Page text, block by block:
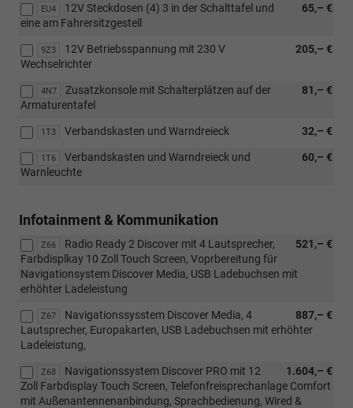
EU4 65,– €
12V Steckdosen (4) 3 in der Schalttafel und
eine am Fahrersitzgestell
9Z3 205,– €
12V Betriebsspannung mit 230 V
Wechselrichter
4N7 81,– €
Zusatzkonsole mit Schalterplätzen auf der
Armaturentafel
1T3 32,– €
Verbandskasten und Warndreieck
1T6 60,– €
Verbandskasten und Warndreieck und
Warnleuchte
Infotainment & Kommunikation
Z66 521,– €
Radio Ready 2 Discover mit 4 Lautsprecher,
Farbdisplkay 10 Zoll Touch Screen, Voprbereitung für
Navigationsystem Discover Media, USB Ladebuchsen mit
erhöhter Ladeleistung
Z67 887,– €
Navigationssysstem Discover Media, 4
Lautsprecher, Europakarten, USB Ladebuchsen mit erhöhter
Ladeleistung,
Z68 1.604,– €
Navigationssystem Discover PRO mit 12
Zoll Farbdisplay Touch Screen, Telefonfreisprechanlage Comfort
mit Außenantennenanbindung, Sprachbedienung, Wired &